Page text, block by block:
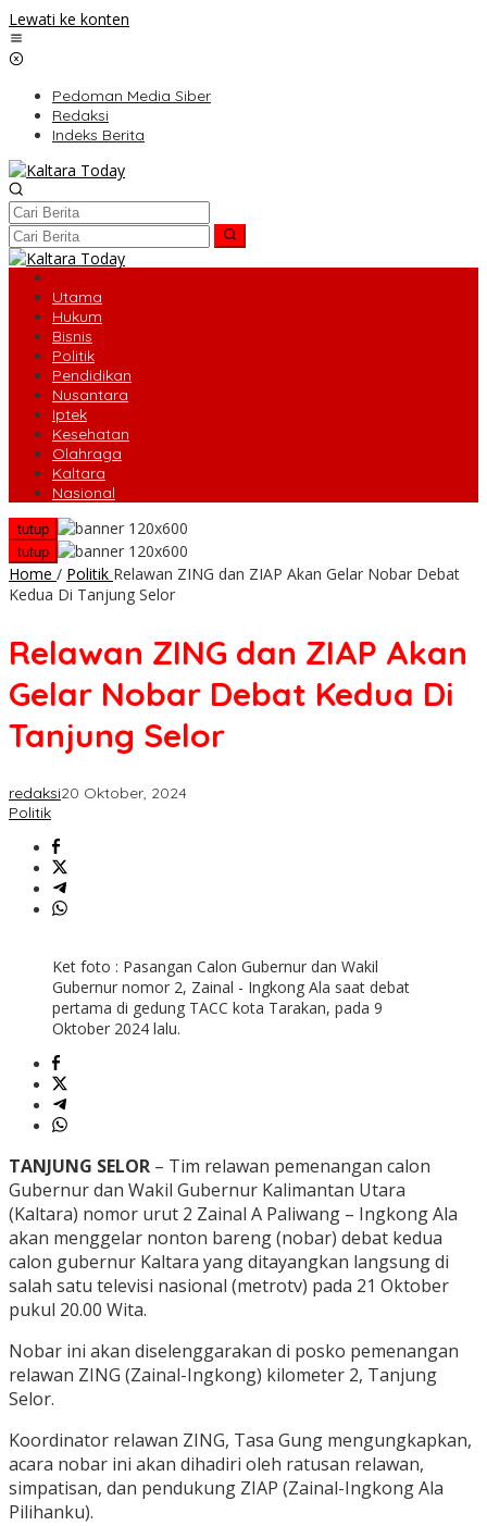
Lewati ke konten
Pedoman Media Siber
Redaksi
Indeks Berita
Utama
Hukum
Bisnis
Politik
Pendidikan
Nusantara
Iptek
Kesehatan
Olahraga
Kaltara
Nasional
tutup
tutup
Home / Politik Relawan ZING dan ZIAP Akan Gelar Nobar Debat
Kedua Di Tanjung Selor
Relawan ZING dan ZIAP Akan
Gelar Nobar Debat Kedua Di
Tanjung Selor
redaksi20 Oktober, 2024
Politik
Ket foto : Pasangan Calon Gubernur dan Wakil
Gubernur nomor 2, Zainal - Ingkong Ala saat debat
pertama di gedung TACC kota Tarakan, pada 9
Oktober 2024 lalu.
TANJUNG SELOR – Tim relawan pemenangan calon
Gubernur dan Wakil Gubernur Kalimantan Utara
(Kaltara) nomor urut 2 Zainal A Paliwang – Ingkong Ala
akan menggelar nonton bareng (nobar) debat kedua
calon gubernur Kaltara yang ditayangkan langsung di
salah satu televisi nasional (metrotv) pada 21 Oktober
pukul 20.00 Wita.
Nobar ini akan diselenggarakan di posko pemenangan
relawan ZING (Zainal-Ingkong) kilometer 2, Tanjung
Selor.
Koordinator relawan ZING, Tasa Gung mengungkapkan,
acara nobar ini akan dihadiri oleh ratusan relawan,
simpatisan, dan pendukung ZIAP (Zainal-Ingkong Ala
Pilihanku).